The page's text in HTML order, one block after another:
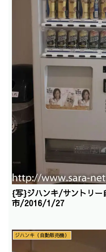
{写}ジハンキ/サントリー
市/2016/1/27
ジハンキ（自動販売機）